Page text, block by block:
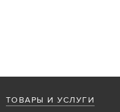
ТОВАРЫ И УСЛУГИ